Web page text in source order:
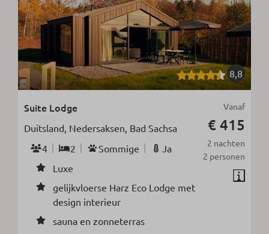
8,8
Vanaf
€ 415
2 nachten
2 personen
Suite Lodge
Duitsland, Nedersaksen, Bad Sachsa
4
2 Sommige
Ja
Luxe
gelijkvloerse Harz Eco Lodge met
design interieur
sauna en zonneterras